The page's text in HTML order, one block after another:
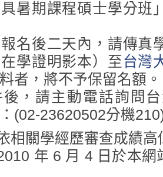
暑期課程碩士學分班
名後二天內，請傳真
學證明影本）至台灣
者，將不予保留名額。
，請主動電話詢問
(02-23620502分機
相關學經歷審查成績高
年 6 月 4 日於本